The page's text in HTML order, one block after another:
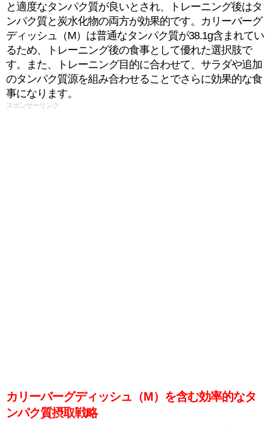
と適度なタンパク質が良いとされ、トレーニング後はタ
ンパク質と炭水化物の両方が効果的です。カリーバーグ
ディッシュ（M）は普通なタンパク質が38.1g含まれてい
るため、トレーニング後の食事として優れた選択肢で
す。また、トレーニング目的に合わせて、サラダや追加
のタンパク質源を組み合わせることでさらに効果的な食
事になります。
スポンサーリンク
カリーバーグディッシュ（M）を含む効率的なタ
ンパク質摂取戦略